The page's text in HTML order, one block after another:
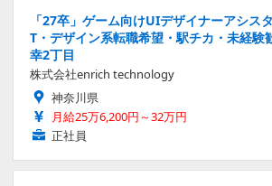
「27卒」ゲーム向けUIデザイナーアシス
T・デザイン系転職希望・駅チカ・未経験
幸2丁目
株式会社enrich technology
神奈川県
月給25万6,200円～32万円
正社員